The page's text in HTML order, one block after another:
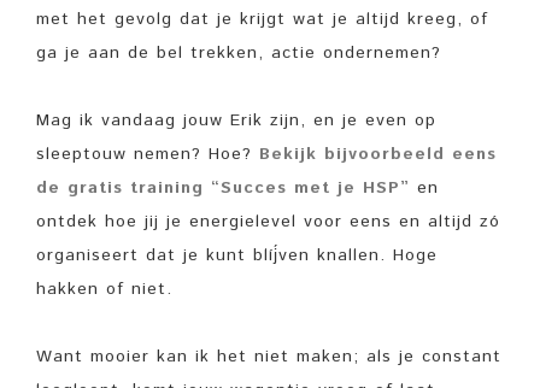
met het gevolg dat je krijgt wat je altijd kreeg, of
ga je aan de bel trekken, actie ondernemen?
Mag ik vandaag jouw Erik zijn, en je even op
sleeptouw nemen? Hoe? Bekijk bijvoorbeeld eens
de gratis training “Succes met je HSP” en
ontdek hoe jij je energielevel voor eens en altijd zó
organiseert dat je kunt blíj́ven knallen. Hoge
hakken of niet.
Want mooier kan ik het niet maken; als je constant